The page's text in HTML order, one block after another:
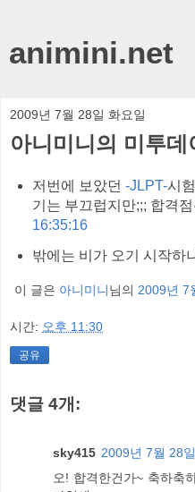
animini.net
2009년 7월 28일 화요일
아니미니의 미투데
저번에 보았던 -JLPT-시
기는 부끄럽지만;;; 합격
16:35:16
밖에는 비가 오기 시작하
이 글은 아니미니님의 2009년 7
시간: 오후 11:30
공유
댓글 4개:
sky415 2009년 7월 28
오! 합격한건가~ 축하축